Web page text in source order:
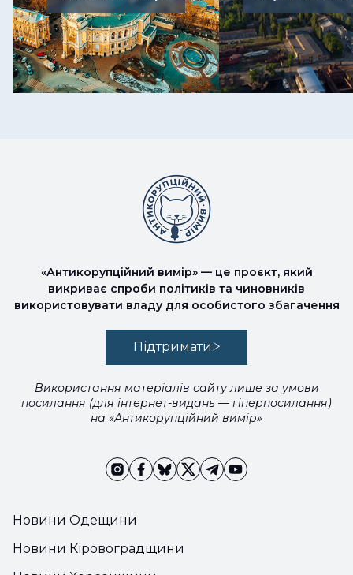
Новини Одещини
Новини Кіровоградщини
«Антикорупційний вимір» — це проєкт, який
викриває спроби політиків та чиновників
використовувати владу для особистого збагачення
Підтримати
Використання матеріалів сайту лише за умови
посилання (для інтернет-видань — гіперпосилання)
на «Антикорупційний вимір»